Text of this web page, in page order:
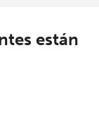
están